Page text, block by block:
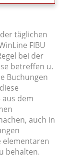
täglichen
FIBU
bei der
betreffen u.
Buchungen
aus dem
auch in
elementaren
behalten.